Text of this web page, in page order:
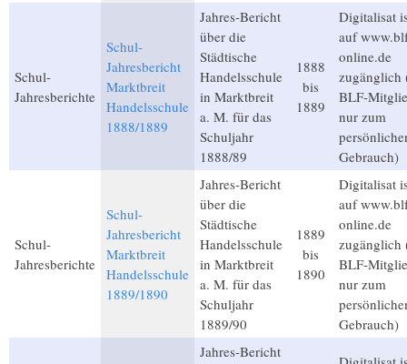
Schul-
Jahresberichte
Schul-
Jahresbericht
Marktbreit
Handelsschule
1888/1889
Jahres-Bericht
über die
Städtische
Handelsschule
in Marktbreit
a. M. für das
Schuljahr
1888/89
1888
bis
1889
Digitalisat
auf
online.de
zugänglich
BLF-
nur zum
Gebrauch)
Schul-
Jahresberichte
Schul-
Jahresbericht
Marktbreit
Handelsschule
1889/1890
Jahres-Bericht
über die
Städtische
Handelsschule
in Marktbreit
a. M. für das
Schuljahr
1889/90
1889
bis
1890
Digitalisat
auf
online.de
zugänglich
BLF-
nur zum
Gebrauch)
Jahres-Bericht